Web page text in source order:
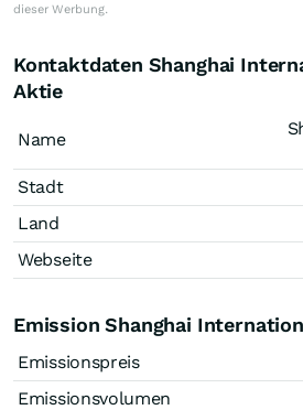
dieser Werbung.
Kontaktdaten Shanghai
Aktie
Name
Stadt
Land
Webseite
Emission Shanghai
Emissionspreis
Emissionsvolumen